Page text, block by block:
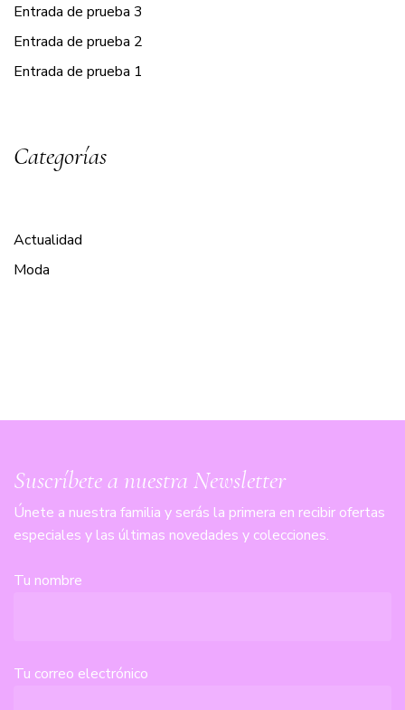
Entrada de prueba 3
Entrada de prueba 2
Entrada de prueba 1
Categorías
Actualidad
Moda
Suscríbete a nuestra Newsletter
Únete a nuestra familia y serás la primera en recibir ofertas
especiales y las últimas novedades y colecciones.
Tu nombre
Tu correo electrónico